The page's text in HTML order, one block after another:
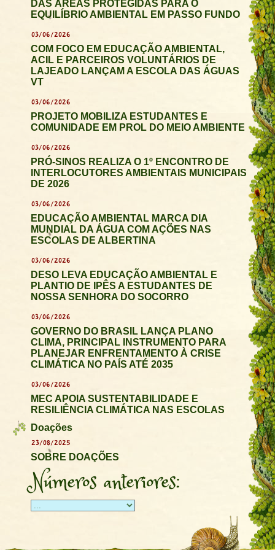
DAS ÁREAS PROTEGIDAS PARA O
EQUILÍBRIO AMBIENTAL EM PASSO FUNDO
03/06/2026
COM FOCO EM EDUCAÇÃO AMBIENTAL,
ACIL E PARCEIROS VOLUNTÁRIOS DE
LAJEADO LANÇAM A ESCOLA DAS ÁGUAS
VT
03/06/2026
PROJETO MOBILIZA ESTUDANTES E
COMUNIDADE EM PROL DO MEIO AMBIENTE
03/06/2026
PRÓ-SINOS REALIZA O 1º ENCONTRO DE
INTERLOCUTORES AMBIENTAIS MUNICIPAIS
DE 2026
03/06/2026
EDUCAÇÃO AMBIENTAL MARCA DIA
MUNDIAL DA ÁGUA COM AÇÕES NAS
ESCOLAS DE ALBERTINA
03/06/2026
DESO LEVA EDUCAÇÃO AMBIENTAL E
PLANTIO DE IPÊS A ESTUDANTES DE
NOSSA SENHORA DO SOCORRO
03/06/2026
GOVERNO DO BRASIL LANÇA PLANO
CLIMA, PRINCIPAL INSTRUMENTO PARA
PLANEJAR ENFRENTAMENTO À CRISE
CLIMÁTICA NO PAÍS ATÉ 2035
03/06/2026
MEC APOIA SUSTENTABILIDADE E
RESILIÊNCIA CLIMÁTICA NAS ESCOLAS
Doações
23/08/2025
SOBRE DOAÇÕES
Números anteriores: